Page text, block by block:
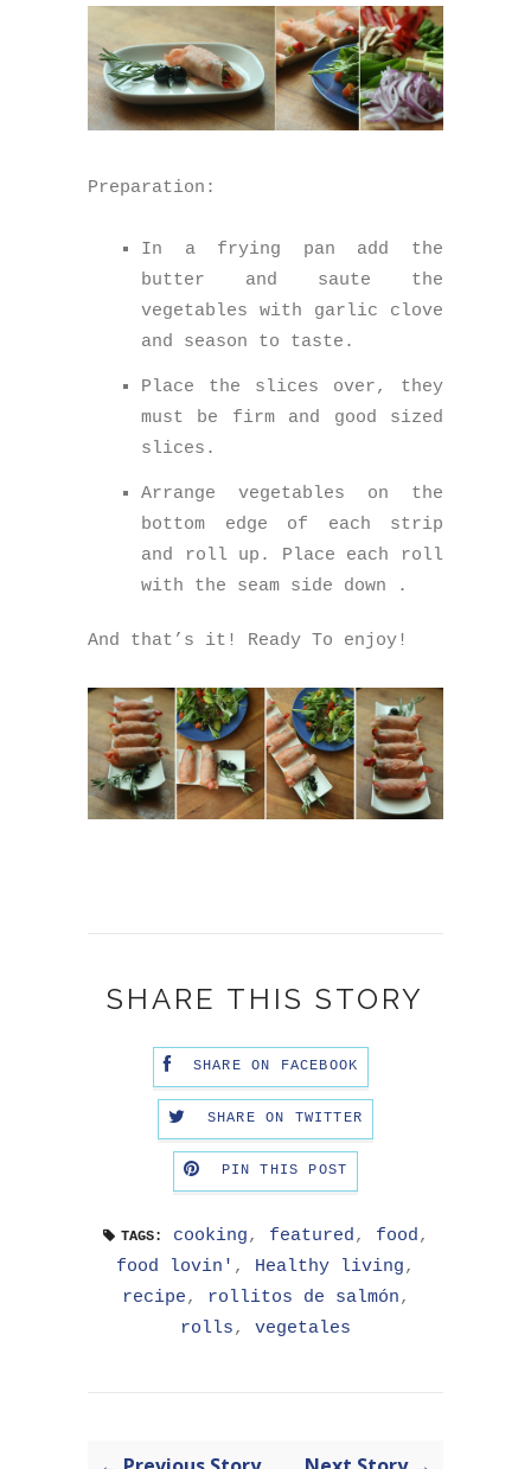
Preparation:
In a frying pan add the
butter and saute the
vegetables with garlic clove
and season to taste.
Place the slices over, they
must be firm and good sized
slices.
Arrange vegetables on the
bottom edge of each strip
and roll up. Place each roll
with the seam side down .
And that’s it! Ready To enjoy!
SHARE THIS STORY
SHARE ON FACEBOOK
SHARE ON TWITTER
PIN THIS POST
TAGS: cooking, featured, food,
food lovin' , Healthy living,
recipe, rollitos de salmón,
rolls, vegetales